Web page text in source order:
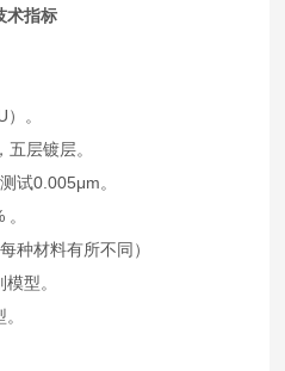
术指标
。
层镀层。
试0.005μm。
种材料有所不同）
型。